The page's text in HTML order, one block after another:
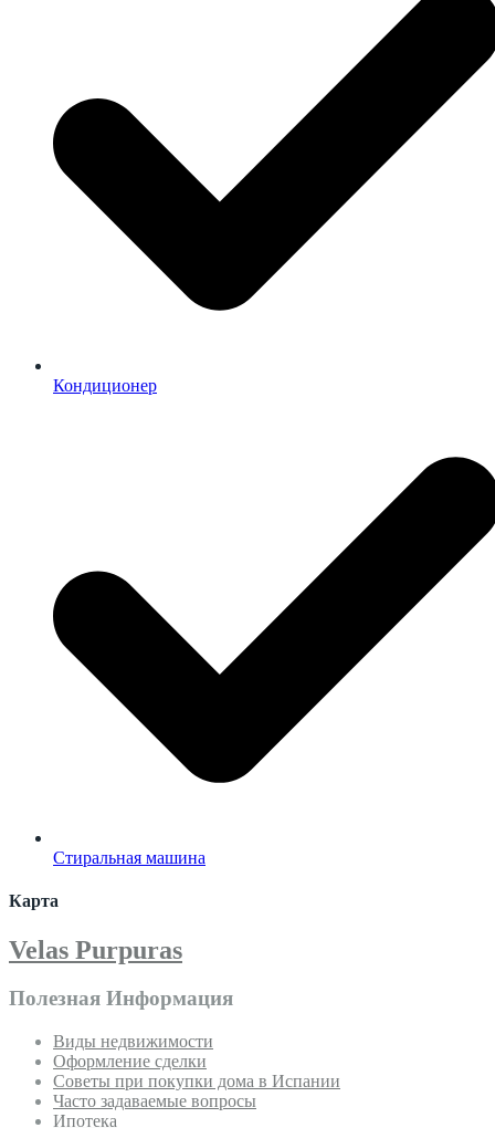
Кондиционер
Стиральная машина
Карта
Velas Purpuras
Полезная Информация
Виды недвижимости
Оформление сделки
Советы при покупки дома в Испании
Часто задаваемые вопросы
Ипотека